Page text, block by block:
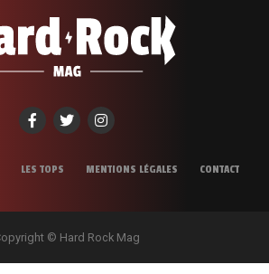
LES TOPS MENTIONS LÉGALES CONTACT
© Hard Rock Mag